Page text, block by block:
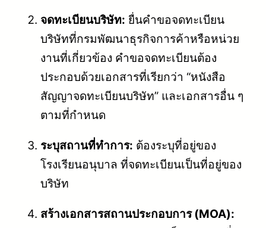
จดทะเบียนบริษัท: ยื่นคำขอจดทะเบียน
บริษัทที่กรมพัฒนาธุรกิจการค้าหรือหน่วย
งานที่เกี่ยวข้อง คำขอจดทะเบียนต้อง
ประกอบด้วยเอกสารที่เรียกว่า “หนังสือ
สัญญาจดทะเบียนบริษัท” และเอกสารอื่น ๆ
ตามที่กำหนด
ระบุสถานที่ทำการ: ต้องระบุที่อยู่ของ
โรงเรียนอนุบาล ที่จดทะเบียนเป็นที่อยู่ของ
บริษัท
สร้างเอกสารสถานประกอบการ (MOA):